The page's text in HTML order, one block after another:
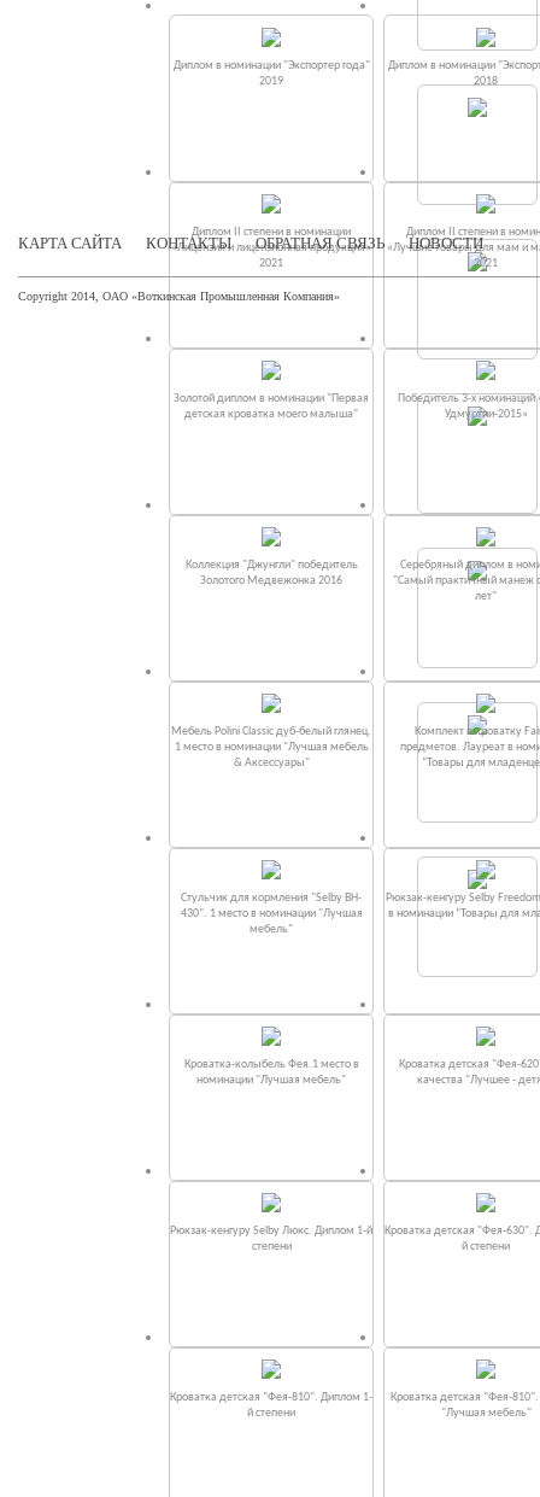
Диплом в номинации "Экспортер года"
2019
Диплом в номинации
2018
Диплом II степени в номинации
«Лицензия и лицензионная продукция»
2021
Диплом II степени в
«Лучшие товары для мам и
2021
Золотой диплом в номинации "Первая
детская кроватка моего малыша"
Победитель 3-х номинаций
Удмуртии-2015»
Коллекция "Джунгли" победитель
Золотого Медвежонка 2016
Серебряный диплом в
"Самый практичный манеж
лет"
Мебель Polini Classic дуб-белый глянец.
1 место в номинации "Лучшая мебель
& Аксессуары"
Комплект в кроватку
предметов. Лауреат в
“Товары для
Стульчик для кормления "Selby BH-
430". 1 место в номинации "Лучшая
мебель"
Рюкзак-кенгуру Selby
в номинации “Товары для
Кроватка-колыбель Фея.1 место в
номинации "Лучшая мебель"
Кроватка детская "Фея-
качества "Лучшее -
Рюкзак-кенгуру Selby Люкс. Диплом 1-й
степени
Кроватка детская "Фея-630".
й степени
Кроватка детская "Фея-810". Диплом 1-
й степени
Кроватка детская "Фея-
"Лучшая мебель"
КАРТА САЙТА КОНТАКТЫ ОБРАТНАЯ СВЯЗЬ НОВОСТИ
Copyright 2014, ОАО «Воткинская Промышленная Компания»